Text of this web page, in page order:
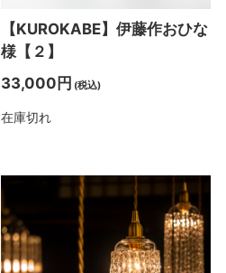
【KUROKABE】伊藤作おひな
様【２】
33,000円 (税込)
在庫切れ